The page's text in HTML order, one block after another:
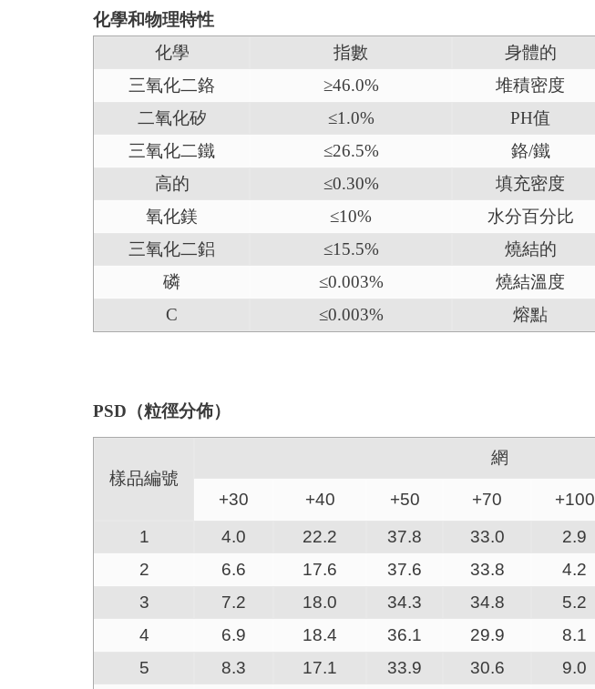
化學和物理特性
化學
指數 身體的
三氧化二鉻
≥46.0% 堆積密度
二氧化矽
≤1.0% PH值
三氧化二鐵
≤26.5% 鉻/鐵
高的
≤0.30% 填充密度
氧化鎂
≤10% 水分百分比
三氧化二鋁
≤15.5% 燒結的
磷
≤0.003% 燒結溫度
C
≤0.003% 熔點
PSD（粒徑分佈）
樣品編號
網
+30 +40 +50 +70 +100
1
4.0 22.2 37.8 33.0 2.9
2
6.6 17.6 37.6 33.8 4.2
3
7.2 18.0 34.3 34.8 5.2
4
6.9 18.4 36.1 29.9 8.1
5
8.3 17.1 33.9 30.6 9.0